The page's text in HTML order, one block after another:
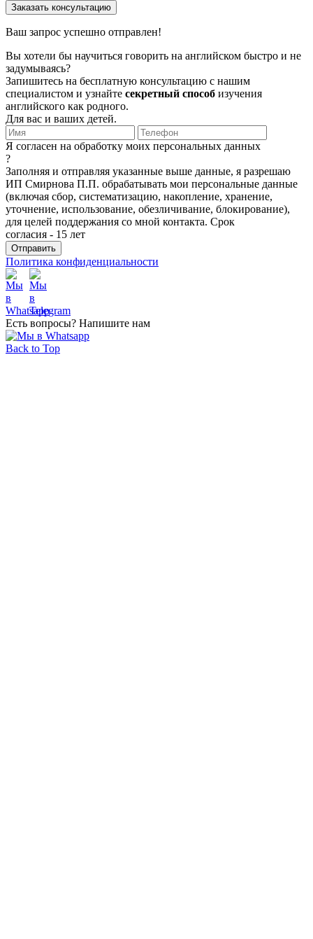
Ваш запрос успешно отправлен!
Вы хотели бы научиться говорить на английском быстро и не
задумываясь?
Запишитесь на бесплатную консультацию с нашим
специалистом и узнайте секретный способ изучения
английского как родного.
Для вас и ваших детей.
Я согласен на обработку моих персональных данных
?
Заполняя и отправляя указанные выше данные, я разрешаю
ИП Смирнова П.П. обрабатывать мои персональные данные
(включая сбор, систематизацию, накопление, хранение,
уточнение, использование, обезличивание, блокирование),
для целей поддержания со мной контакта. Срок
согласия - 15 лет
Политика конфиденциальности
Есть вопросы? Напишите нам
Back to Top